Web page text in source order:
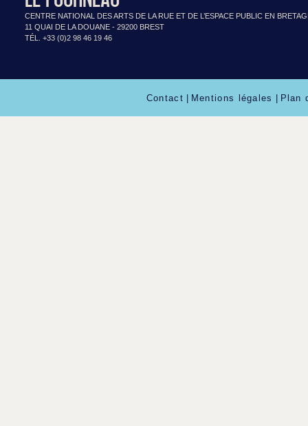
CENTRE NATIONAL DES ARTS DE LA RUE ET DE L’ESPACE PUBLIC EN
11 QUAI DE LA DOUANE - 29200 BREST
TÉL. +33 (0)2 98 46 19 46
Contact | Mentions légales | Plan